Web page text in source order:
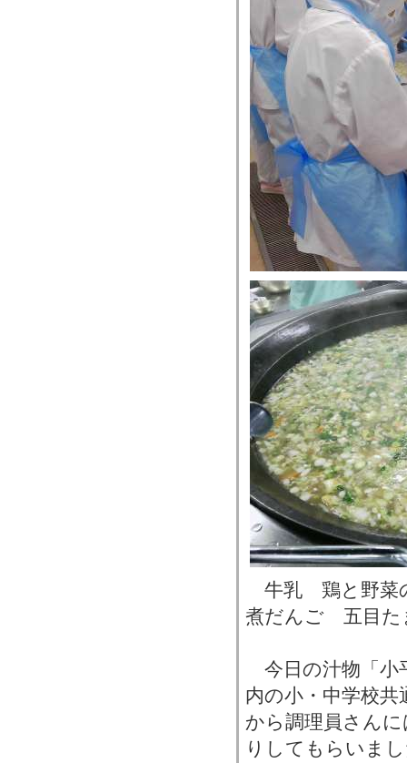
牛乳 鶏と野菜
煮だんご 五目た
今日の汁物「小
内の小・中学校
から調理員さん
りしてもらいま